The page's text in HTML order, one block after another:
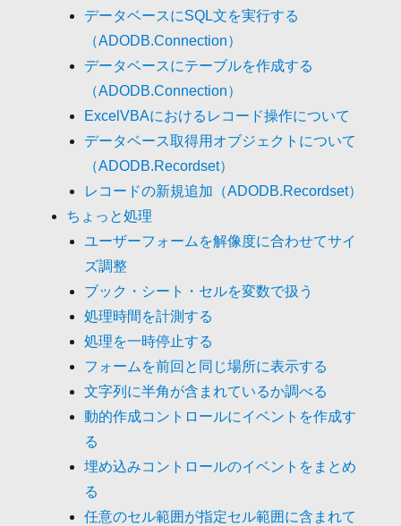
データベースにSQL文を実行する
（ADODB.Connection）
データベースにテーブルを作成する
（ADODB.Connection）
ExcelVBAにおけるレコード操作について
データベース取得用オブジェクトについて
（ADODB.Recordset）
レコードの新規追加（ADODB.Recordset）
ちょっと処理
ユーザーフォームを解像度に合わせてサイ
ズ調整
ブック・シート・セルを変数で扱う
処理時間を計測する
処理を一時停止する
フォームを前回と同じ場所に表示する
文字列に半角が含まれているか調べる
動的作成コントロールにイベントを作成す
る
埋め込みコントロールのイベントをまとめ
る
任意のセル範囲が指定セル範囲に含まれて